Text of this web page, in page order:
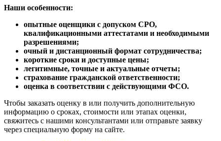
Наши особенности:
опытные оценщики с допуском СРО,
квалификационными аттестатами и необходимыми
разрешениями;
очный и дистанционный формат сотрудничества;
короткие сроки и доступные цены;
легитимные, точные и актуальные отчеты;
страхование гражданской ответственности;
оценка в соответствии с действующими ФСО.
Чтобы заказать оценку в или получить дополнительную
информацию о сроках, стоимости или этапах оценки,
свяжитесь с нашими консультантами или отправьте заявку
через специальную форму на сайте.
Камышин
Кандалакша
Канск
Карачев
Карпинск
Касли
Кашира
Кемерово
Керчь